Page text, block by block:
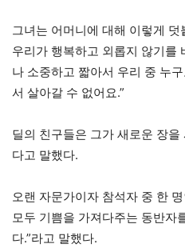
그녀는 어머니에 대해 이렇게
우리가 행복하고 외롭지 않기를
나 소중하고 짧아서 우리 중 누
서 살아갈 수 없어요.”
딜의 친구들은 그가 새로운 장
다고 말했다.
오랜 자문가이자 참석자 중 한
모두 기쁨을 가져다주는 동반자
다.”라고 말했다.